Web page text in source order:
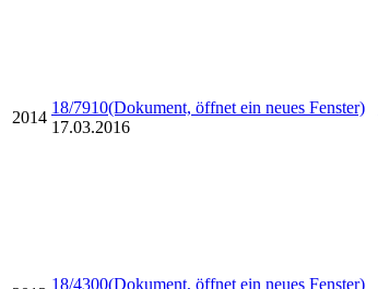
2014
18/7910(Dokument, öffnet ein neues Fenster)
17.03.2016
18/4300(Dokument, öffnet ein neues Fenster)